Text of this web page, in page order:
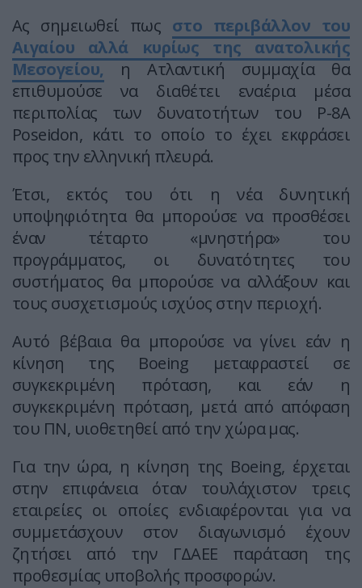
Ας σημειωθεί πως στο περιβάλλον του
Αιγαίου αλλά κυρίως της ανατολικής
Μεσογείου, η Ατλαντική συμμαχία θα
επιθυμούσε να διαθέτει εναέρια μέσα
περιπολίας των δυνατοτήτων του P-8A
Poseidon, κάτι το οποίο το έχει εκφράσει
προς την ελληνική πλευρά.
Έτσι, εκτός του ότι η νέα δυνητική
υποψηφιότητα θα μπορούσε να προσθέσει
έναν τέταρτο «μνηστήρα» του
προγράμματος, οι δυνατότητες του
συστήματος θα μπορούσε να αλλάξουν και
τους συσχετισμούς ισχύος στην περιοχή.
Αυτό βέβαια θα μπορούσε να γίνει εάν η
κίνηση της Boeing μεταφραστεί σε
συγκεκριμένη πρόταση, και εάν η
συγκεκριμένη πρόταση, μετά από απόφαση
του ΠΝ, υιοθετηθεί από την χώρα μας.
Για την ώρα, η κίνηση της Boeing, έρχεται
στην επιφάνεια όταν τουλάχιστον τρεις
εταιρείες οι οποίες ενδιαφέρονται για να
συμμετάσχουν στον διαγωνισμό έχουν
ζητήσει από την ΓΔΑΕΕ παράταση της
προθεσμίας υποβολής προσφορών.